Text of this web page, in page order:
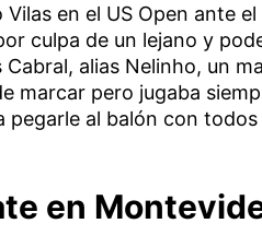
en el US Open ante
culpa de un lejano y
alias Nelinho, un
marcar pero jugaba
pegarle al balón con
en